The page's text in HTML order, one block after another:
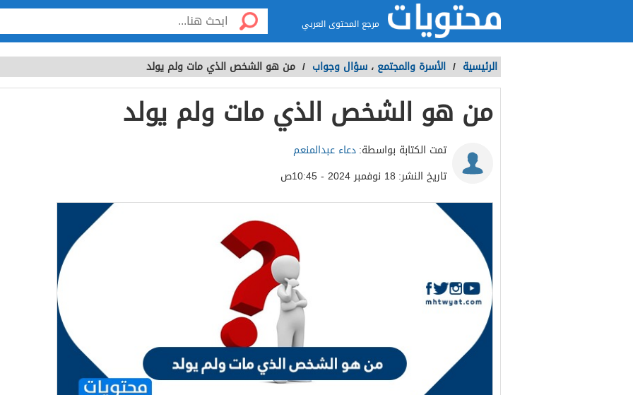
مرجع المحتوى العربي
الرئيسية / الأسرة والمجتمع ، سؤال وجواب / من هو الشخص الذي مات ولم يولد
من هو الشخص الذي مات ولم يولد
تمت الكتابة بواسطة:دعاء عبدالمنعم
تاريخ النشر: 18 نوفمبر 2024 - 10:45ص